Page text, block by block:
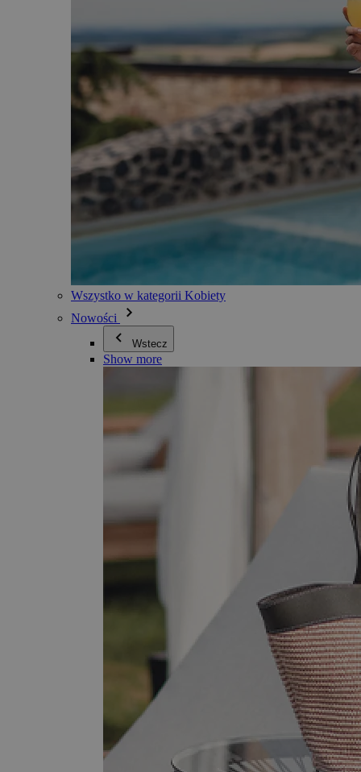
Wszystko w kategorii Kobiety
Nowości
Wstecz
Show more